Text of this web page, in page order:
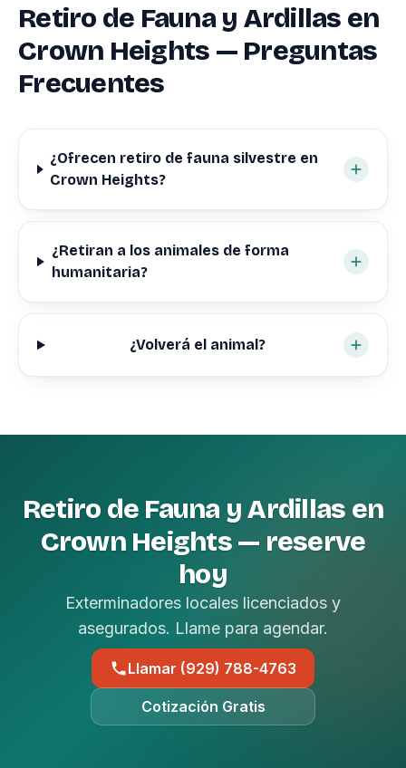
Retiro de Fauna y Ardillas en
Crown Heights — Preguntas
Frecuentes
¿Ofrecen retiro de fauna silvestre en
Crown Heights?
¿Retiran a los animales de forma
humanitaria?
¿Volverá el animal?
Retiro de Fauna y Ardillas en
Crown Heights — reserve
hoy
Exterminadores locales licenciados y
asegurados. Llame para agendar.
Llamar (929) 788-4763
Cotización Gratis